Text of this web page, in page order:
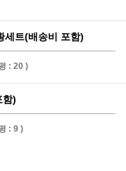
세트(배송비 포함)
: 20 )
함)
: 9 )